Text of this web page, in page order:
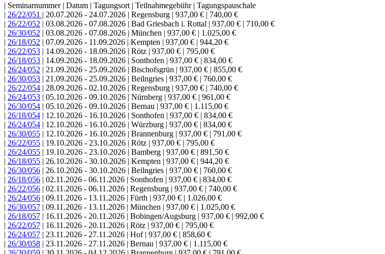
| Seminarnummer | Datum | Tagungsort | Teilnahmegebühr | Tagungspauschale
| 26/22/051 | 20.07.2026 - 24.07.2026 | Regensburg | 937,00 € | 740,00 €
| 26/22/052 | 03.08.2026 - 07.08.2026 | Bad Griesbach i. Rottal | 937,00 € | 710,00 €
| 26/30/052 | 03.08.2026 - 07.08.2026 | München | 937,00 € | 1.025,00 €
| 26/18/052 | 07.09.2026 - 11.09.2026 | Kempten | 937,00 € | 944,20 €
| 26/22/053 | 14.09.2026 - 18.09.2026 | Rötz | 937,00 € | 795,00 €
| 26/18/053 | 14.09.2026 - 18.09.2026 | Sonthofen | 937,00 € | 834,00 €
| 26/24/052 | 21.09.2026 - 25.09.2026 | Bischofsgrün | 937,00 € | 855,00 €
| 26/30/053 | 21.09.2026 - 25.09.2026 | Beilngries | 937,00 € | 760,00 €
| 26/22/054 | 28.09.2026 - 02.10.2026 | Regensburg | 937,00 € | 740,00 €
| 26/24/053 | 05.10.2026 - 09.10.2026 | Nürnberg | 937,00 € | 961,00 €
| 26/30/054 | 05.10.2026 - 09.10.2026 | Bernau | 937,00 € | 1.115,00 €
| 26/18/054 | 12.10.2026 - 16.10.2026 | Sonthofen | 937,00 € | 834,00 €
| 26/24/054 | 12.10.2026 - 16.10.2026 | Würzburg | 937,00 € | 834,00 €
| 26/30/055 | 12.10.2026 - 16.10.2026 | Brannenburg | 937,00 € | 791,00 €
| 26/22/055 | 19.10.2026 - 23.10.2026 | Rötz | 937,00 € | 795,00 €
| 26/24/055 | 19.10.2026 - 23.10.2026 | Bamberg | 937,00 € | 891,50 €
| 26/18/055 | 26.10.2026 - 30.10.2026 | Kempten | 937,00 € | 944,20 €
| 26/30/056 | 26.10.2026 - 30.10.2026 | Beilngries | 937,00 € | 760,00 €
| 26/18/056 | 02.11.2026 - 06.11.2026 | Sonthofen | 937,00 € | 834,00 €
| 26/22/056 | 02.11.2026 - 06.11.2026 | Regensburg | 937,00 € | 740,00 €
| 26/24/056 | 09.11.2026 - 13.11.2026 | Fürth | 937,00 € | 1.026,00 €
| 26/30/057 | 09.11.2026 - 13.11.2026 | München | 937,00 € | 1.025,00 €
| 26/18/057 | 16.11.2026 - 20.11.2026 | Bobingen/Augsburg | 937,00 € | 992,00 €
| 26/22/057 | 16.11.2026 - 20.11.2026 | Rötz | 937,00 € | 795,00 €
| 26/24/057 | 23.11.2026 - 27.11.2026 | Hof | 937,00 € | 858,60 €
| 26/30/058 | 23.11.2026 - 27.11.2026 | Bernau | 937,00 € | 1.115,00 €